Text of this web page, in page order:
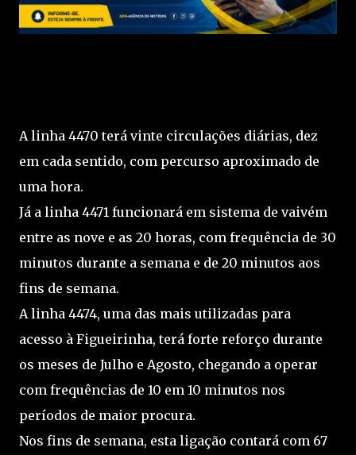
A linha 4470 terá vinte circulações diárias, dez
em cada sentido, com percurso aproximado de
uma hora.
Já a linha 4471 funcionará em sistema de vaivém
entre as nove e as 20 horas, com frequência de 30
minutos durante a semana e de 20 minutos aos
fins de semana.
A linha 4474, uma das mais utilizadas para
acesso à Figueirinha, terá forte reforço durante
os meses de Julho e Agosto, chegando a operar
com frequências de 10 em 10 minutos nos
períodos de maior procura.
Nos fins de semana, esta ligação contará com 67